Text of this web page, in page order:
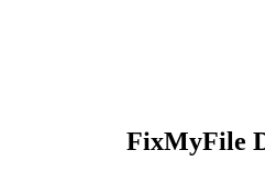
FixMyFile